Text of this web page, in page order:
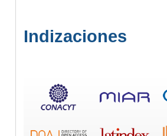
Indizaciones